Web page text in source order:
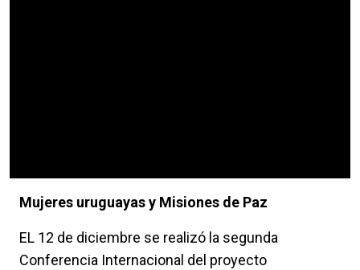
Mujeres uruguayas y Misiones de Paz
EL 12 de diciembre se realizó la segunda
Conferencia Internacional del proyecto